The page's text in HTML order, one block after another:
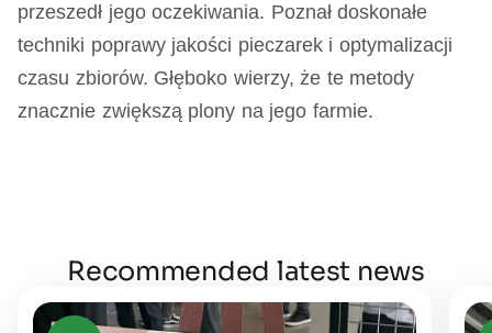
przeszedł jego oczekiwania. Poznał doskonałe
techniki poprawy jakości pieczarek i optymalizacji
czasu zbiorów. Głęboko wierzy, że te metody
znacznie zwiększą plony na jego farmie.
Recommended latest news